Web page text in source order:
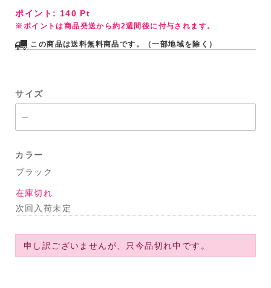
ポイント: 140 Pt
※ポイントは商品発送から約2週間後に付与されます。
この商品は送料無料商品です。（一部地域を除く）
サイズ
カラー
ブラック
在庫切れ
次回入荷未定
申し訳ございませんが、只今品切れ中です。